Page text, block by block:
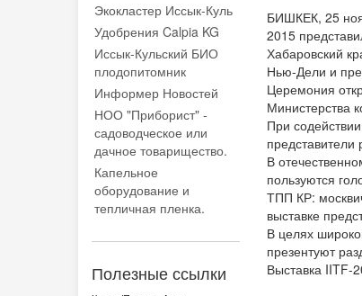
Экокластер Иссык-Куль
Удобрения Calpia KG
Иссык-Кульский БИО
плодопитомник
Информер Новостей
НОО "Приборист" -
садоводческое или
дачное товарищество.
Капельное
оборудование и
тепличная пленка.
Полезные ссылки
БИШКЕК, 25 ноя
2015
Хабаровский
Нью-Дели и
Церемония
Министерства
При
В
пользуются
ТПП КР:
выставке
В целях
презентуют
Выставка IITF-